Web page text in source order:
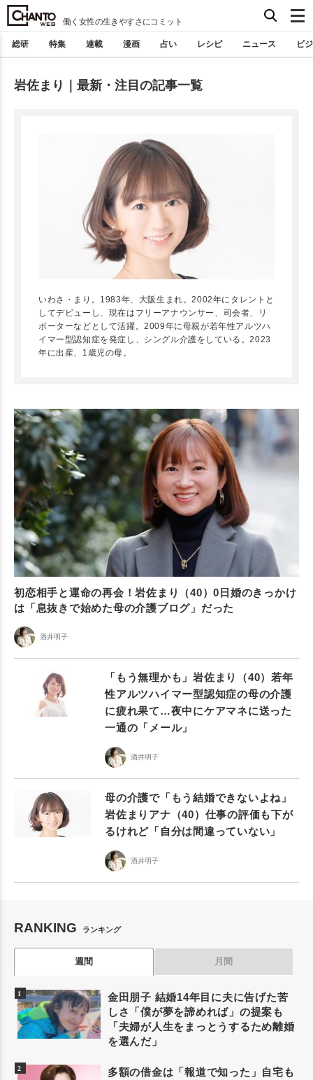
働く女性の生きやすさにコミット
総研 特集 連載 漫画 占い レシピ ニュース ビ
岩佐まり｜最新・注目の記事一覧
いわさ・まり。1983年、大阪生まれ。2002年にタレントと
してデビューし、現在はフリーアナウンサー、司会者、リ
ボーターなどとして活躍。2009年に母親が若年性アルツハ
イマー型認知症を発症し、シングル介護をしている。2023
年に出産、1歳児の母。
初恋相手と運命の再会！岩佐まり（40）0日婚のきっかけ
は「息抜きで始めた母の介護ブログ」だった
酒井明子
「もう無理かも」岩佐まり（40）若年
性アルツハイマー型認知症の母の介護
に疲れ果て…夜中にケアマネに送った
一通の「メール」
酒井明子
母の介護で「もう結婚できないよね」
岩佐まりアナ（40）仕事の評価も下が
るけれど「自分は間違っていない」
酒井明子
RANKING ランキング
週間 月間
金田朋子 結婚14年目に夫に告げた苦
しさ「僕が夢を諦めれば」の提案も
「夫婦が人生をまっとうするため離婚
を選んだ」
多額の借金は「報道で知った」自宅も